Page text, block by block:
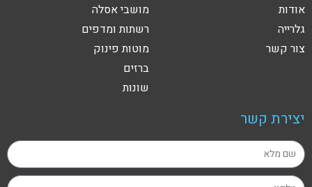
אודות
גלרייה
צור קשר
מושבי אסלה
רשתות ומדפים
מוטות פינוק
ברזים
שונות
יצירת קשר